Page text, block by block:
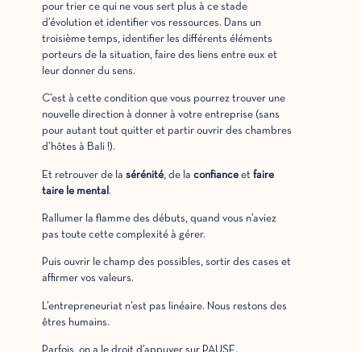
pour trier ce qui ne vous sert plus à ce stade
d’évolution et identifier vos ressources. Dans un
troisième temps, identifier les différents éléments
porteurs de la situation, faire des liens entre eux et
leur donner du sens.
C’est à cette condition que vous pourrez trouver une
nouvelle direction à donner à votre entreprise (sans
pour autant tout quitter et partir ouvrir des chambres
d’hôtes à Bali !).
Et retrouver de la sérénité, de la confianceet faire
taire le mental .
Rallumer la flamme des débuts, quand vous n’aviez
pas toute cette complexité à gérer.
Puis ouvrir le champ des possibles, sortir des cases et
affirmer vos valeurs.
L’entrepreneuriat n’est pas linéaire. Nous restons des
êtres humains.